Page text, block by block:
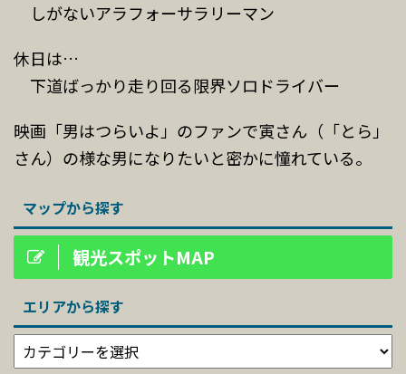
しがないアラフォーサラリーマン
休日は…
下道ばっかり走り回る限界ソロドライバー
映画「男はつらいよ」のファンで寅さん（「とら」
さん）の様な男になりたいと密かに憧れている。
マップから探す
観光スポットMAP
エリアから探す